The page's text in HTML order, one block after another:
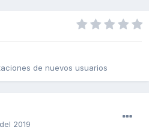
de nuevos usuarios
2019